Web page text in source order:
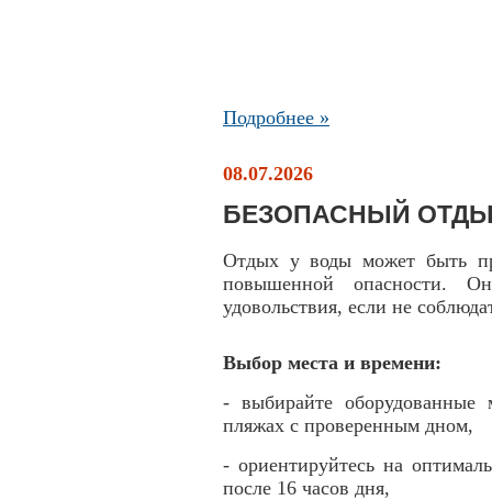
Подробнее »
08.07.2026
БЕЗОПАСНЫЙ
Отдых у воды может быть
повышенной опасности.
удовольствия, если не
Выбор места и времени:
- выбирайте оборудованные
пляжах с проверенным дном,
- ориентируйтесь на
после 16 часов дня,